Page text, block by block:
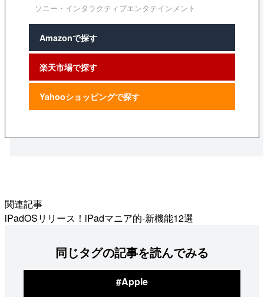
ソニー・インタラクティブエンタテインメント
Amazonで探す
楽天市場で探す
Yahooショッピングで探す
関連記事
iPadOSリリース！iPadマニア的-新機能12選
同じタグの記事を読んでみる
#Apple